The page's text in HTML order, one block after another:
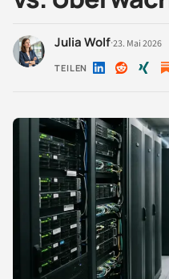
Julia Wolf·23. Mai 2026
TEILEN Auf Auf Auf